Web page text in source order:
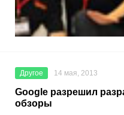
Другое 14 мая, 2013
Google разрешил
обзоры